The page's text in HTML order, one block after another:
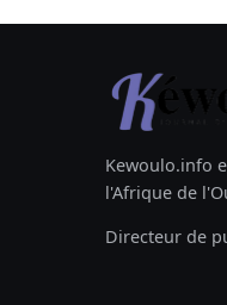
Kewoulo.info
l'Afrique de
Directeur de